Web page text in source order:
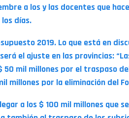
a los y las docentes que
días.
2019. Lo que está en
el ajuste en las provincias:
50 mil millones por el traspaso
millones por la eliminación del
a los $ 100 mil millones que